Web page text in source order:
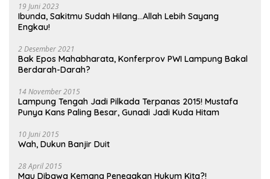
19 Juni 2023
Ibunda, Sakitmu Sudah Hilang…Allah Lebih Sayang
Engkau!
2 Desember 2021
Bak Epos Mahabharata, Konferprov PWI Lampung Bakal
Berdarah-Darah?
14 November 2015
Lampung Tengah Jadi Pilkada Terpanas 2015! Mustafa
Punya Kans Paling Besar, Gunadi Jadi Kuda Hitam
10 Juni 2015
Wah, Dukun Banjir Duit
28 April 2015
Mau Dibawa Kemana Penegakan Hukum Kita?!